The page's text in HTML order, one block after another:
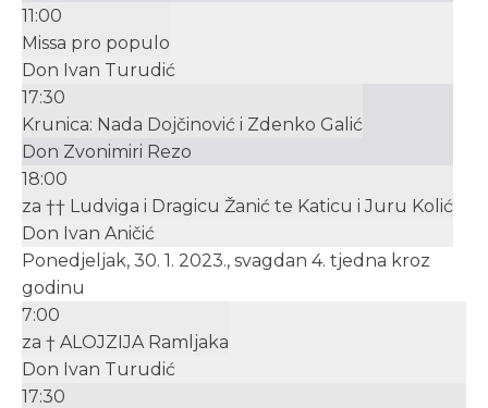
11:00
Missa pro populo
Don Ivan Turudić
17:30
Krunica: Nada Dojčinović i Zdenko Galić
Don Zvonimiri Rezo
18:00
za †† Ludviga i Dragicu Žanić te Katicu i Juru Kolić
Don Ivan Aničić
Ponedjeljak, 30. 1. 2023., svagdan 4. tjedna kroz
godinu
7:00
za † ALOJZIJA Ramljaka
Don Ivan Turudić
17:30